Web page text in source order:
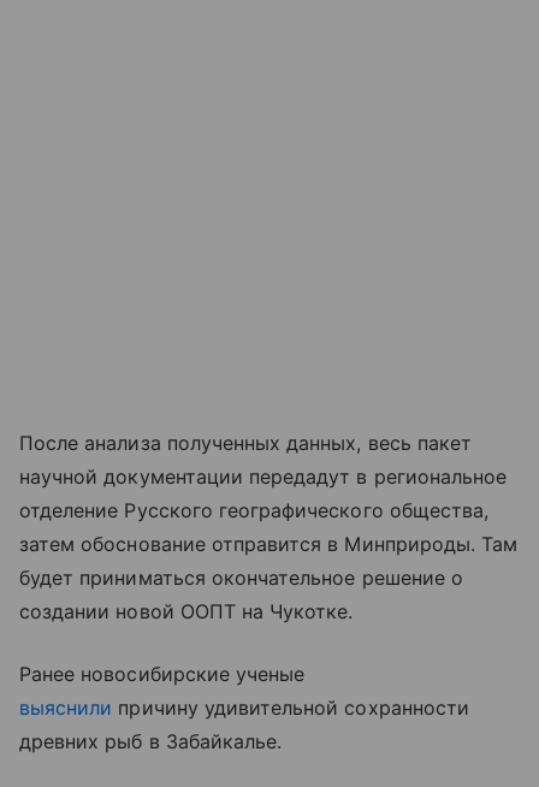
После анализа полученных данных, весь пакет
научной документации передадут в региональное
отделение Русского географического общества,
затем обоснование отправится в Минприроды. Там
будет приниматься окончательное решение о
создании новой ООПТ на Чукотке.
Ранее новосибирские ученые
выяснили причину удивительной сохранности
древних рыб в Забайкалье.